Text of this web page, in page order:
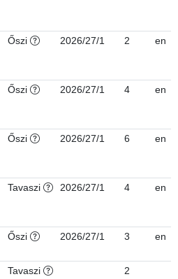
Őszi 2026/27/1 2 en
Őszi 2026/27/1 4 en
Őszi 2026/27/1 6 en
Tavaszi 2026/27/1 4 en
Őszi 2026/27/1 3 en
Tavaszi 2